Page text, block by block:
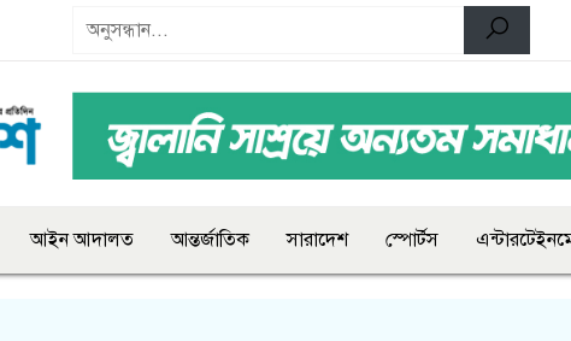
আইন আদালত আন্তর্জাতিক সারাদেশ স্পোর্টস